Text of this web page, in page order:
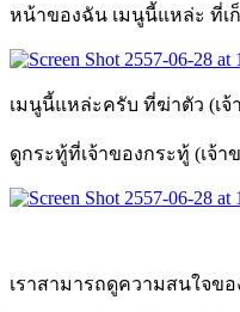
หน้าของฉัน เมนูนี้แหล่ะ ที่เ
เมนูนี้แหล่ะครับ ที่ฆ่าตัว (เ
ดูกระทู้ที่เจ้าของกระทู้ (เจ้า
เราสามารถดูความสนใจขอ